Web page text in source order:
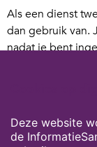
Als een dienst
dan gebruik van.
nadat je bent
nagenoeg 100%
Auteur: Patrick
Deze website
de